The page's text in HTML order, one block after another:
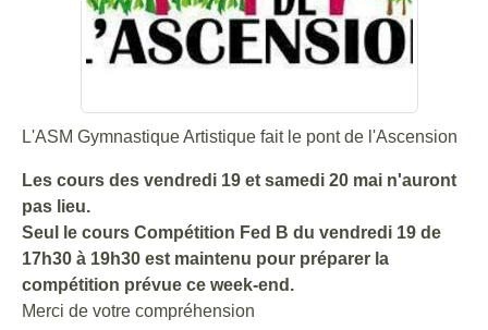
L'ASM Gymnastique Artistique fait le pont de l'Ascension
Les cours des vendredi 19 et samedi 20 mai n'auront
pas lieu.
Seul le cours Compétition Fed B du vendredi 19 de
17h30 à 19h30 est maintenu pour préparer la
compétition prévue ce week-end.
Merci de votre compréhension